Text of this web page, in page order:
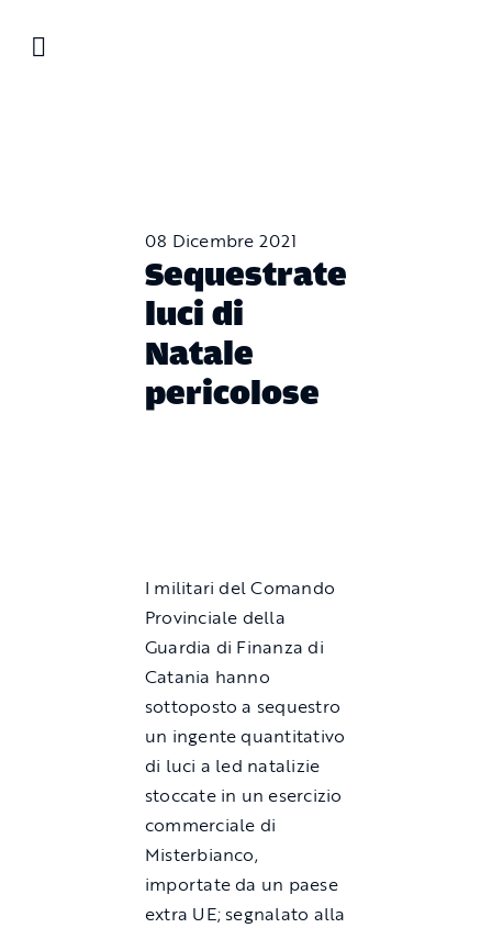
08 Dicembre 2021
Sequestrate
luci di
Natale
pericolose
I militari del Comando
Provinciale della
Guardia di Finanza di
Catania hanno
sottoposto a sequestro
un ingente quantitativo
di luci a led natalizie
stoccate in un esercizio
commerciale di
Misterbianco,
importate da un paese
extra UE; segnalato alla